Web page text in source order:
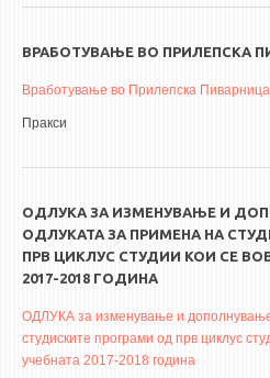
ВРАБОТУВАЊЕ ВО ПРИЛЕПСКА
Вработување во Прилепска Пиварница
Пракси
ОДЛУКА ЗА ИЗМЕНУВАЊЕ И
ОДЛУКАТА ЗА ПРИМЕНА НА
ПРВ ЦИКЛУС СТУДИИ КОИ СЕ
2017-2018 ГОДИНА
ОДЛУКА за изменување и
студиските програми од прв циклус
учебната 2017-2018 година